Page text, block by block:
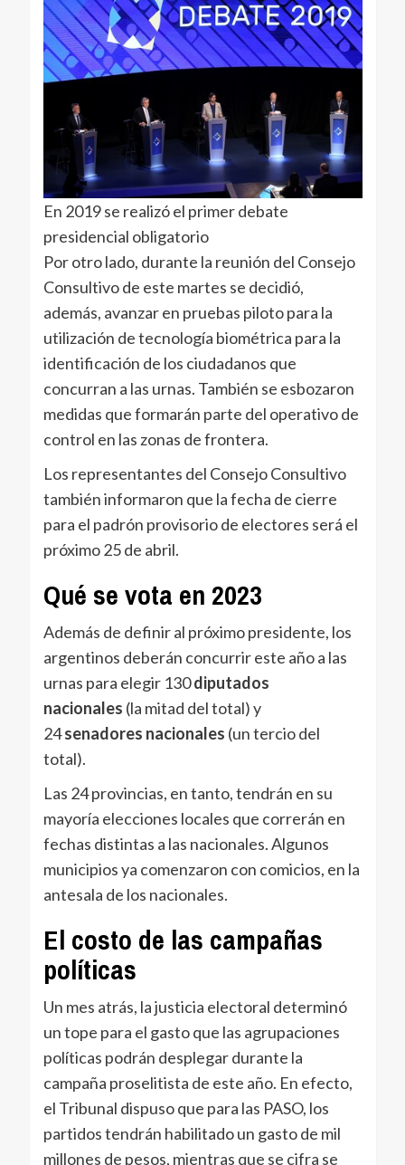
En 2019 se realizó el primer debate
presidencial obligatorio
Por otro lado, durante la reunión del Consejo
Consultivo de este martes se decidió,
además, avanzar en pruebas piloto para la
utilización de tecnología biométrica para la
identificación de los ciudadanos que
concurran a las urnas. También se esbozaron
medidas que formarán parte del operativo de
control en las zonas de frontera.
Los representantes del Consejo Consultivo
también informaron que la fecha de cierre
para el padrón provisorio de electores será el
próximo 25 de abril.
Qué se vota en 2023
Además de definir al próximo presidente, los
argentinos deberán concurrir este año a las
urnas para elegir 130diputados
nacionales (la mitad del total) y
24senadores nacionales (un tercio del
total).
Las 24 provincias, en tanto, tendrán en su
mayoría elecciones locales que correrán en
fechas distintas a las nacionales. Algunos
municipios ya comenzaron con comicios, en la
antesala de los nacionales.
El costo de las campañas
políticas
Un mes atrás, la justicia electoral determinó
un tope para el gasto que las agrupaciones
políticas podrán desplegar durante la
campaña proselitista de este año. En efecto,
el Tribunal dispuso que para las PASO, los
partidos tendrán habilitado un gasto de mil
millones de pesos, mientras que se cifra se